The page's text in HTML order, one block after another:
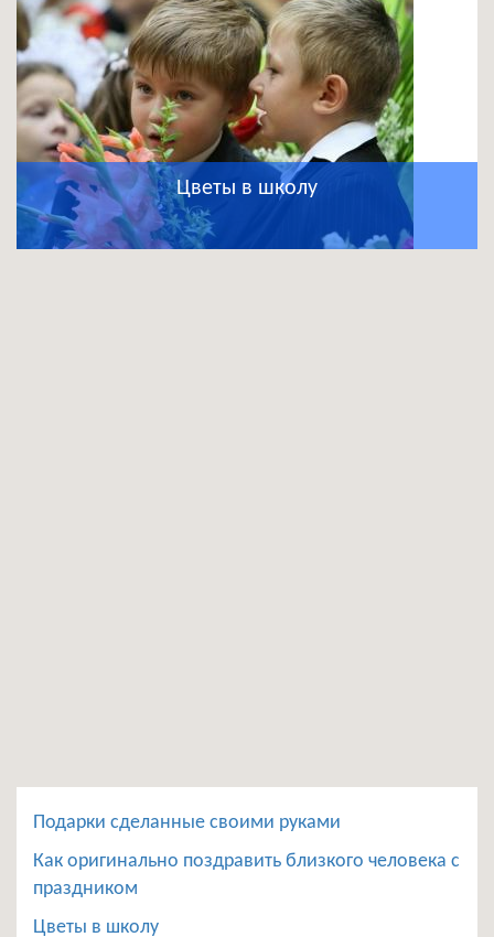
Цветы в школу
Подарки сделанные своими руками
Как оригинально поздравить близкого человека с
праздником
Цветы в школу